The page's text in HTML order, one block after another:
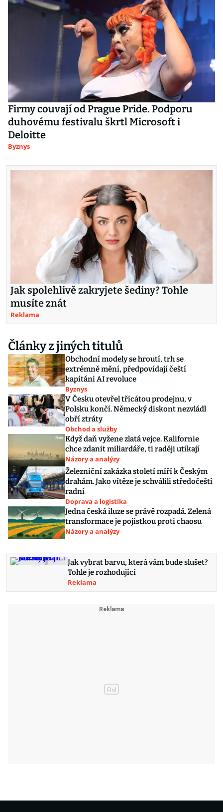
Firmy couvají od Prague Pride. Podporu
duhovému festivalu škrtl Microsoft i
Deloitte
Byznys
Jak spolehlivě zakryjete šediny? Tohle
musíte znát
Reklama
Články z jiných titulů
Obchodní modely se hroutí, trh se
extrémně mění, předpovídají čeští
kapitáni AI revoluce
Byznys
V Česku otevřel třicátou prodejnu, v
Polsku končí. Německý diskont nezvládl
obří ztráty
Obchod a služby
Když daň vyžene zlatá vejce. Kalifornie
chce zdanit miliardáře, ti raději utíkají
Názory a analýzy
Železniční zakázka století míří k Českým
drahám. Jako vítěze je schválili středočeští
radní
Doprava a logistika
Jedna česká iluze se právě rozpadá. Zelená
transformace je pojistkou proti chaosu
Názory a analýzy
Jak vybrat barvu, která vám bude slušet?
Tohle je rozhodující
Reklama